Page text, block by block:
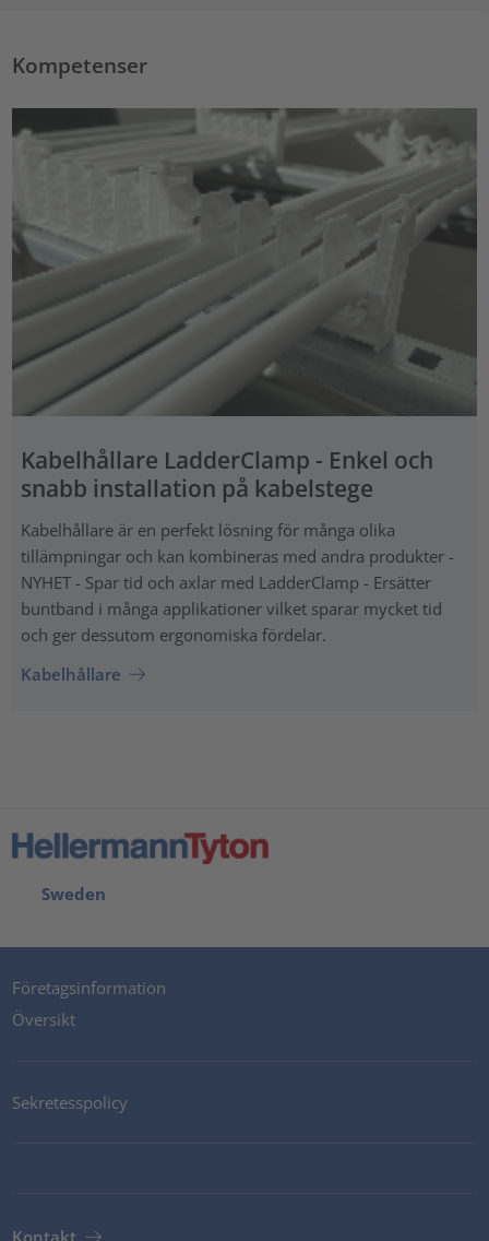
Kompetenser
Kabelhållare LadderClamp - Enkel och
snabb installation på kabelstege
Kabelhållare är en perfekt lösning för många olika
tillämpningar och kan kombineras med andra produkter -
NYHET - Spar tid och axlar med LadderClamp - Ersätter
buntband i många applikationer vilket sparar mycket tid
och ger dessutom ergonomiska fördelar.
Kabelhållare
Sweden
Företagsinformation
Översikt
Sekretesspolicy
Kontakt